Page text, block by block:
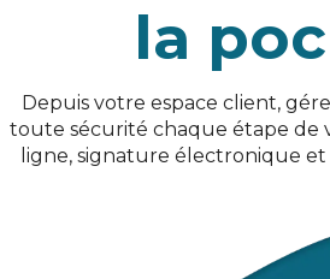
la
Depuis votre espace client,
toute sécurité chaque étape de
ligne, signature électronique et